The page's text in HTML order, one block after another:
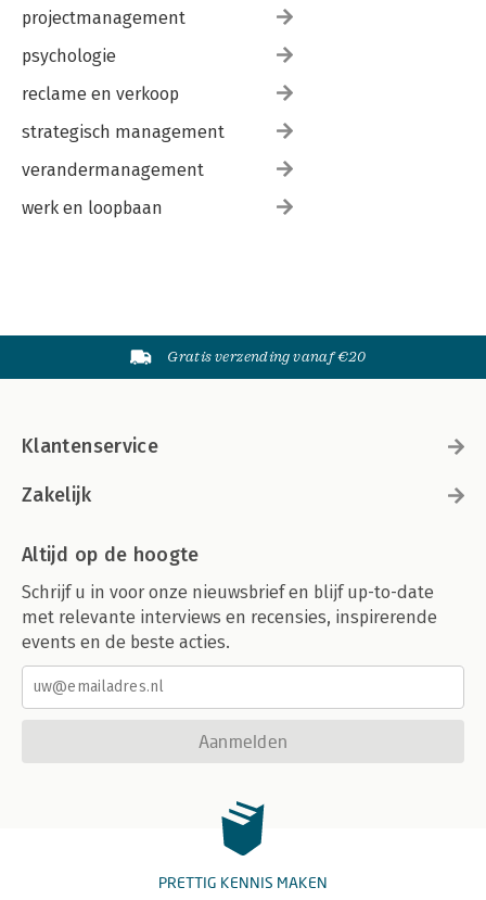
projectmanagement
psychologie
reclame en verkoop
strategisch management
verandermanagement
werk en loopbaan
Gratis verzending vanaf €20
Klantenservice
Zakelijk
Altijd op de hoogte
Schrijf u in voor onze nieuwsbrief en blijf up-to-date
met relevante interviews en recensies, inspirerende
events en de beste acties.
Aanmelden
PRETTIG KENNIS MAKEN